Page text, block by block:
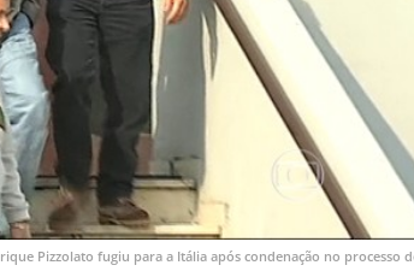
Pizzolato fugiu para a Itália após condenação no processo